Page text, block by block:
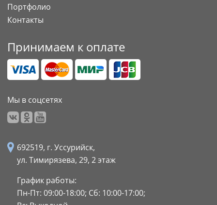
Портфолио
Контакты
Принимаем к оплате
Мы в соцсетях
692519, г. Уссурийск,
ул. Тимирязева, 29, 2 этаж
График работы:
Пн-Пт: 09:00-18:00; Сб: 10:00-17:00;